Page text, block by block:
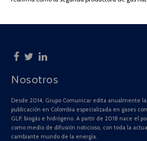
Nosotros
Desde 2014, Grupo Comunicar edita anualmente la
publicación en Colombia especializada en gases
GLP, biogás e hidrógeno. A partir de 2018 nace el
como medio de difusión noticioso, con toda la
cambiante mundo de la energía.